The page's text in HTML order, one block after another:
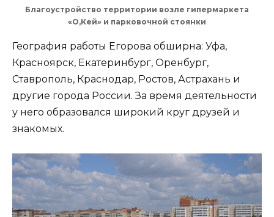
Благоустройство территории возле гипермаркета
«О,Кей» и парковочной стоянки
География работы Егорова обширна: Уфа,
Красноярск, Екатеринбург, Оренбург,
Ставрополь, Краснодар, Ростов, Астрахань и
другие города России. За время деятельности
у него образовался широкий круг друзей и
знакомых.